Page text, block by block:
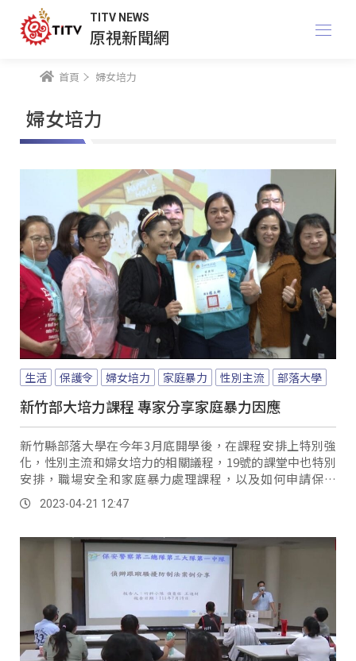
TITV NEWS
原視新聞網
首頁 婦女培力
婦女培力
生活 保護令 婦女培力 家庭暴力 性別主流 部落大學
新竹部大培力課程 專家分享家庭暴力因應
新竹縣部落大學在今年3月底開學後，在課程安排上特別強
化，性別主流和婦女培力的相關議程，19號的課堂中也特別
安排，職場安全和家庭暴力處理課程，以及如何申請保護
令。2023-04-21 12:47